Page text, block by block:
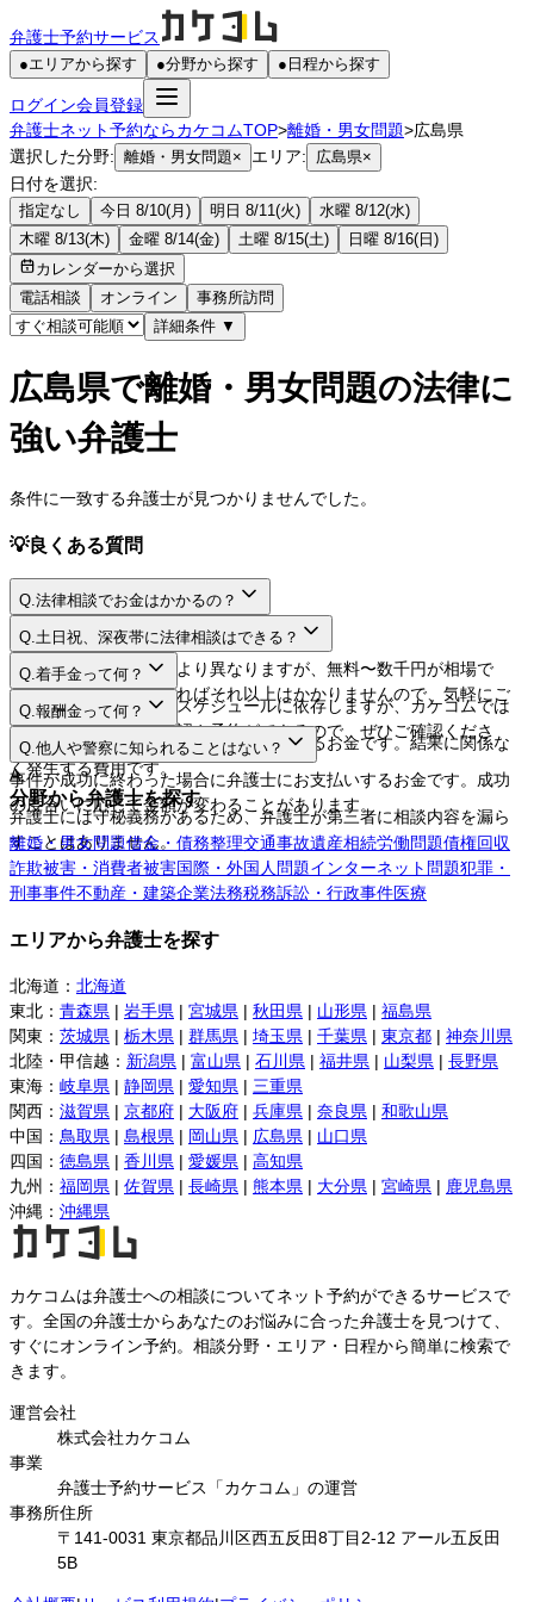
弁護士予約サービス
●エリアから探す ●分野から探す ● 日程から探す
ログイン会員登録
弁護士ネット予約ならカケコムTOP>離婚・男女問題>広島県
選択した分野: 離婚・男女問題× エリア: 広島県×
日付を選択:
指定なし 今日 8/10(月) 明日 8/11(火)
水曜 8/12(水)
木曜 8/13(木)
金曜 8/14(金) 土曜 8/15(土)
日曜 8/16(日)
カレンダーから選択
電話相談
オンライン
事務所訪問
詳細条件 ▼
広島県で離婚・男女問題の法律に
強い弁護士
条件に一致する弁護士が見つかりませんでした。
💡良くある質問
Q.法律相談でお金はかかるの？
A.
法律相談料は弁護士により異なりますが、無料〜数千円が相場で
す。相談するだけであればそれ以上はかかりませんので、気軽にご
利用してください。
Q.土日祝、深夜帯に法律相談はできる？
A.
日程や時間は弁護士のスケジュールに依存しますが、カケコムでは
ネットから空き枠の確認や予約ができるので、ぜひご確認くださ
い。
Q.着手金って何？
A.
弁護士に事件を依頼する際にお支払いするお金です。結果に関係な
く発生する費用です。
Q.報酬金って何？
A.
事件が成功に終わった場合に弁護士にお支払いするお金です。成功
の度合いに応じて金額が変わることがあります。
Q.他人や警察に知られることはない？
A.
弁護士には守秘義務があるため、弁護士が第三者に相談内容を漏ら
すことはありません。
分野から弁護士を探す
離婚・男女問題借金・債務整理交通事故遺産相続労働問題債権回収
詐欺被害・消費者被害国際・外国人問題インターネット問題犯罪・
刑事事件不動産・建築企業法務税務訴訟・行政事件医療
エリアから弁護士を探す
北海道 ： 北海道
東北 ： 青森県 | 岩手県 | 宮城県 | 秋田県 | 山形県 | 福島県
関東 ： 茨城県 | 栃木県 | 群馬県 | 埼玉県 | 千葉県 | 東京都 | 神奈川県
北陸・甲信越 ： 新潟県 | 富山県 | 石川県 | 福井県 | 山梨県 | 長野県
東海 ： 岐阜県 | 静岡県 | 愛知県 | 三重県
関西 ： 滋賀県 | 京都府 | 大阪府 | 兵庫県 | 奈良県 | 和歌山県
中国 ： 鳥取県 | 島根県 | 岡山県 | 広島県 | 山口県
四国 ： 徳島県 | 香川県 | 愛媛県 | 高知県
九州 ： 福岡県 | 佐賀県 | 長崎県 | 熊本県 | 大分県 | 宮崎県 | 鹿児島県
沖縄 ： 沖縄県
カケコムは弁護士への相談についてネット予約ができるサービスで
す。全国の弁護士からあなたのお悩みに合った弁護士を見つけて、
すぐにオンライン予約。相談分野・エリア・日程から簡単に検索で
きます。
運営会社
株式会社カケコム
事業
弁護士予約サービス「カケコム」の運営
事務所住所
〒141-0031 東京都品川区西五反田8丁目2-12 アール五反田
5B